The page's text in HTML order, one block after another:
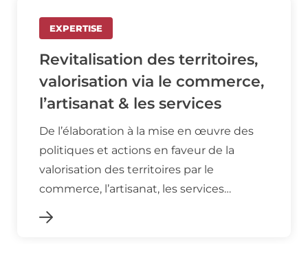
EXPERTISE
Revitalisation des territoires,
valorisation via le commerce,
l’artisanat & les services
De l’élaboration à la mise en œuvre des
politiques et actions en faveur de la
valorisation des territoires par le
commerce, l’artisanat, les services…